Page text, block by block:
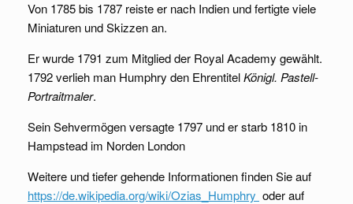
Von 1785 bis 1787 reiste er nach Indien und fertigte viele
Miniaturen und Skizzen an.
Er wurde 1791 zum Mitglied der Royal Academy gewählt.
1792 verlieh man Humphry den EhrentitelKönigl. Pastell-
Portraitmaler.
Sein Sehvermögen versagte 1797 und er starb 1810 in
Hampstead im Norden London
Weitere und tiefer gehende Informationen finden Sie auf
https://de.wikipedia.org/wiki/Ozias_Humphry oder auf